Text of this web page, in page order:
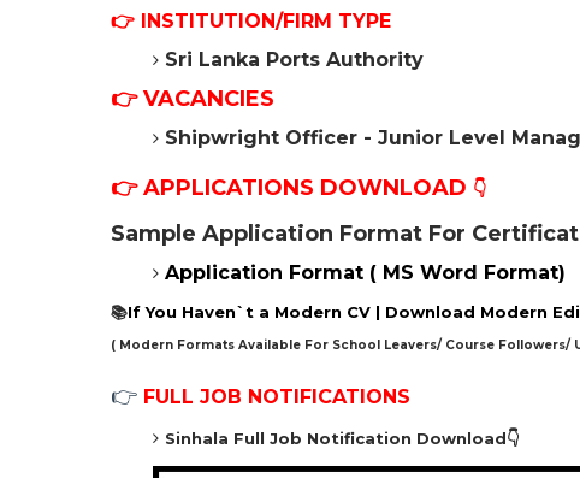
👉 INSTITUTION/FIRM TYPE
Sri Lanka Ports Authority
👉 VACANCIES
Shipwright Officer - Junior Level
👉APPLICATIONS DOWNLOAD 👇
Sample Application Format For
Application Format ( MS Word Format)
📚If You Haven`t a Modern CV | Download Modern
( Modern Formats Available For School Leavers/ Course Followers/
👉 FULL JOB NOTIFICATIONS
Sinhala Full Job Notification Download👇